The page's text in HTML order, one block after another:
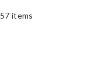
57 items